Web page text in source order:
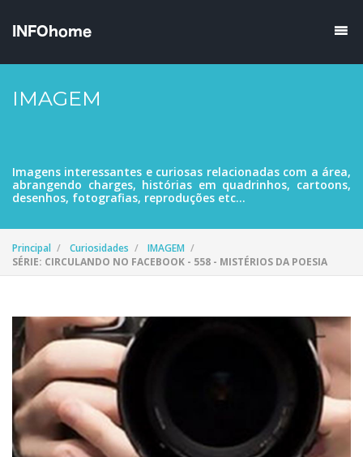
IMAGEM
Imagens interessantes e curiosas relacionadas com a área,
abrangendo charges, histórias em quadrinhos, cartoons,
desenhos, fotografias, reproduções etc...
Principal Curiosidades
IMAGEM
SÉRIE: CIRCULANDO NO FACEBOOK - 558 - MISTÉRIOS DA POESIA